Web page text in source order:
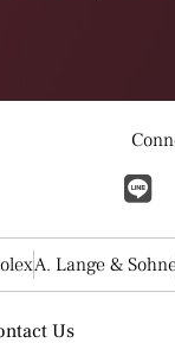
A. Lange &
Us